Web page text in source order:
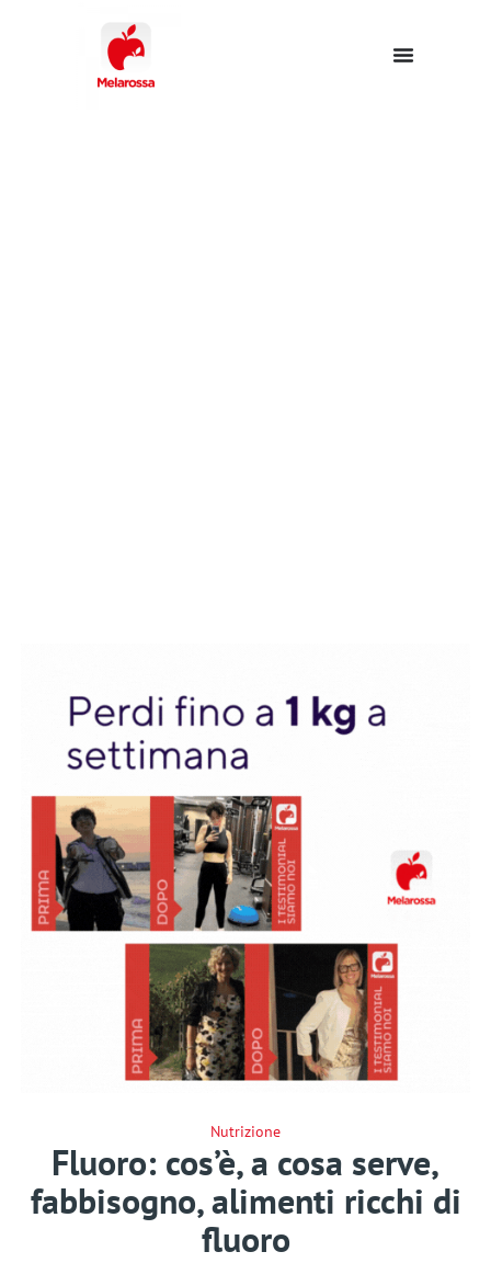
Nutrizione
Fluoro: cos’è, a cosa serve,
fabbisogno, alimenti ricchi di
fluoro